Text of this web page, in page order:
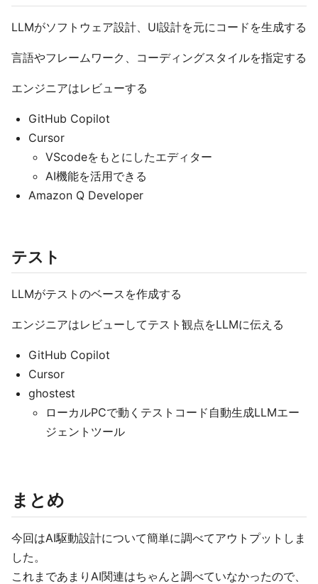
LLMがソフトウェア設計、UI設計を元にコードを生成する
言語やフレームワーク、コーディングスタイルを指定する
エンジニアはレビューする
GitHub Copilot
Cursor
VScodeをもとにしたエディター
AI機能を活用できる
Amazon Q Developer
テスト
LLMがテストのベースを作成する
エンジニアはレビューしてテスト観点をLLMに伝える
GitHub Copilot
Cursor
ghostest
ローカルPCで動くテストコード自動生成LLMエー
ジェントツール
まとめ
今回はAI駆動設計について簡単に調べてアウトプットしま
した。
これまであまりAI関連はちゃんと調べていなかったので、